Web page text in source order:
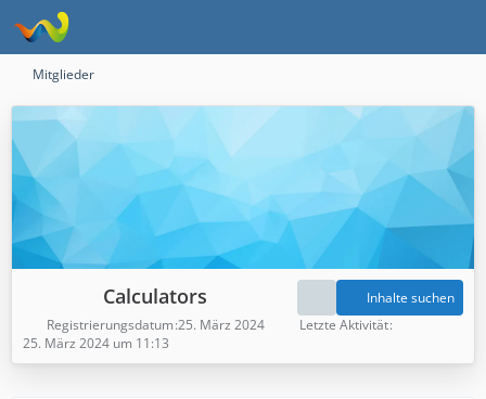
Mitglieder
Calculators
Inhalte suchen
Registrierungsdatum 25. März 2024
Letzte Aktivität
25. März 2024 um 11:13